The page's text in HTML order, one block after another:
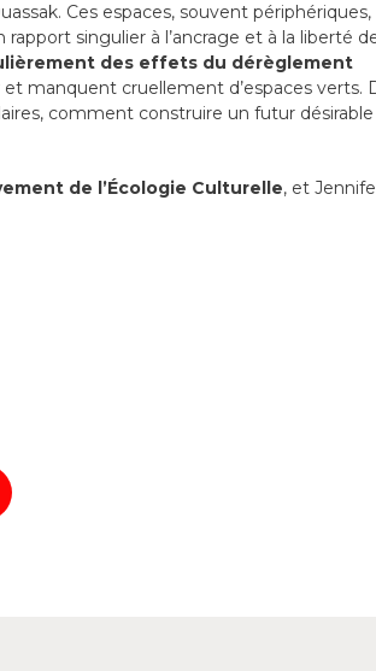
Ces espaces, souvent périphériques,
singulier à l’ancrage et à la liberté
des effets du dérèglement
manquent cruellement d’espaces verts.
comment construire un futur
de l’Écologie Culturelle, et